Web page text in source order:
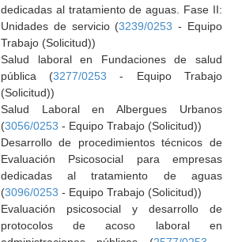
dedicadas al tratamiento de aguas. Fase II:
Unidades de servicio (3239/0253 - Equipo
Trabajo (Solicitud))
Salud laboral en Fundaciones de salud
pública (3277/0253 - Equipo Trabajo
(Solicitud))
Salud Laboral en Albergues Urbanos
(3056/0253 - Equipo Trabajo (Solicitud))
Desarrollo de procedimientos técnicos de
Evaluación Psicosocial para empresas
dedicadas al tratamiento de aguas
(3096/0253 - Equipo Trabajo (Solicitud))
Evaluación psicosocial y desarrollo de
protocolos de acoso laboral en